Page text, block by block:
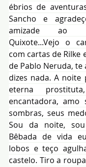
ébrios de
Sancho e
amizade ao
Quixote...Vejo o
com cartas de Rilke
de Pablo Neruda,
dizes nada. A
eterna
encantadora, amo
sombras, seus
Sou da noite,
Bêbada de vida
lobos e teço
castelo. Tiro a